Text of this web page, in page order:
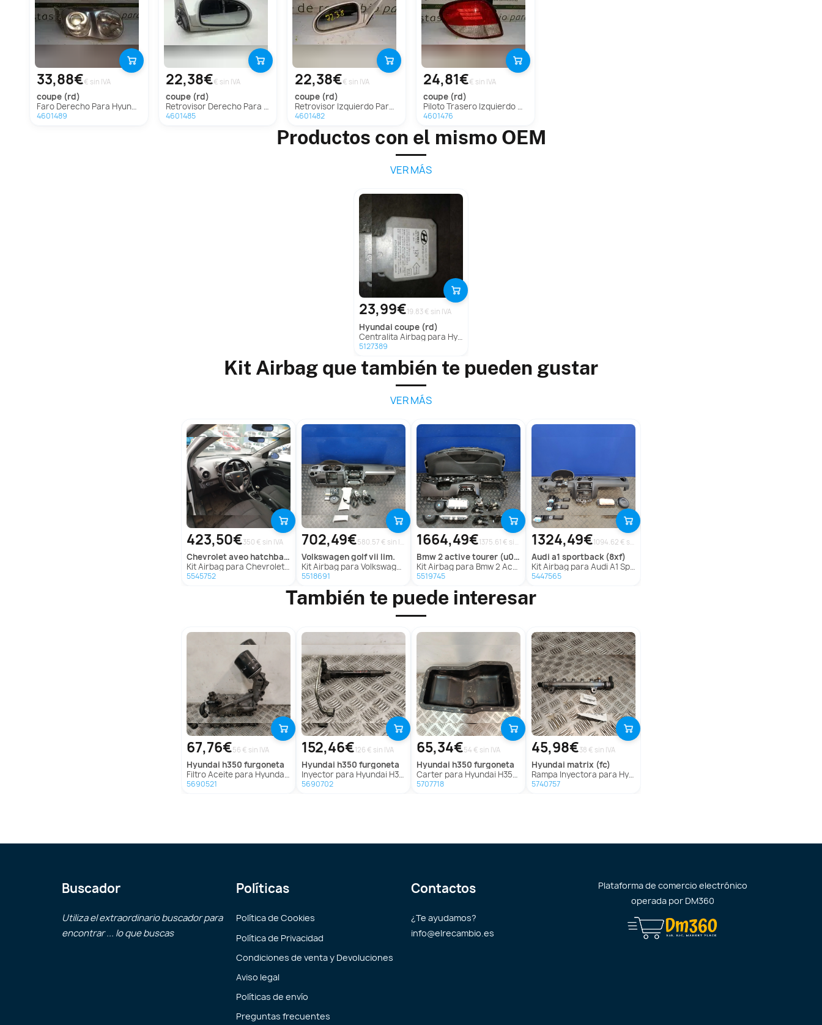
33,88€€ sin IVA
coupe (rd)
Faro Derecho Para Hyundai Coupe
4601489
22,38€€ sin IVA
coupe (rd)
Retrovisor Derecho Para Hyundai Coupe
4601485
22,38€€ sin IVA
coupe (rd)
Retrovisor Izquierdo Para Hyundai Coupe
4601482
24,81€€ sin IVA
coupe (rd)
Piloto Trasero Izquierdo Para Hyundai Coupe
4601476
Productos con el mismo OEM
VER MÁS
23,99€19.83 € sin IVA
hyundai coupe (rd)
Centralita Airbag para Hyundai Coupe (Rd)
5127389
Kit Airbag que también te pueden gustar
VER MÁS
423,50€350 € sin IVA
chevroletaveo hatchback (t300)
Kit Airbag para Chevrolet Aveo Hatchback (T300)
5545752
702,49€ 580.57 € sin IVA
volkswagengolf vii lim.
Kit Airbag para Volkswagen Golf Vii Lim.
5518691
1664,49€ 1375.61 € sin IVA
bmw2 active tourer (u06)
Kit Airbag para Bmw 2 Active Tourer (U06)
5519745
1324,49€ 1094.62 € sin IVA
audi a1 sportback (8xf)
Kit Airbag para Audi A1 Sportback (8Xf)
5447565
También te puede interesar
67,76€56 € sin IVA
hyundai h350 furgoneta
Filtro Aceite para Hyundai H350 Furgoneta
5690521
152,46€126 € sin IVA
hyundai h350 furgoneta
Inyector para Hyundai H350 Furgoneta
5690702
65,34€54 € sin IVA
hyundai h350 furgoneta
Carter para Hyundai H350 Furgoneta
5707718
45,98€38 € sin IVA
hyundai matrix (fc)
Rampa Inyectora para Hyundai Matrix (Fc)
5740757
Buscador
Utiliza el extraordinario buscador para
encontrar ... lo que buscas
Políticas
Política de Cookies
Política de Privacidad
Condiciones de venta y Devoluciones
Aviso legal
Políticas de envío
Preguntas frecuentes
Contactos
¿Te ayudamos?
info@elrecambio.es
Plataforma de comercio electrónico
operada por DM360